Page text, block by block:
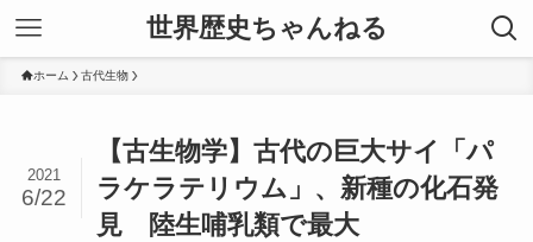
世界歴史ちゃんねる
ホーム 古代生物
【古生物学】古代の巨大サイ「パ
ラケラテリウム」、新種の化石発
見 陸生哺乳類で最大
2021
6/22